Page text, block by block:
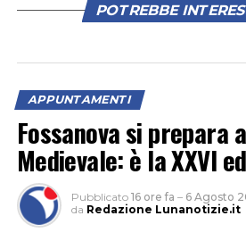
POTREBBE
APPUNTAMENTI
Fossanova si prepara
Medievale: è la XXVI
Pubblicato 16 ore fa – 6 Agosto
da Redazione Lunanotizie.it